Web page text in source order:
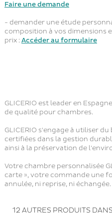
Faire une demande
- demander une étude
composition à vos dimensions
prix :Accéder au formulaire
GLICERIO est leader en
de qualité pour chambres.
GLICERIO s'engage à utiliser
certifiées dans la gestion
ainsi à la préservation de
Votre chambre personnalisée
carte », votre commande une
annulée, ni reprise, ni échangée.
12 AUTRES PRODUITS